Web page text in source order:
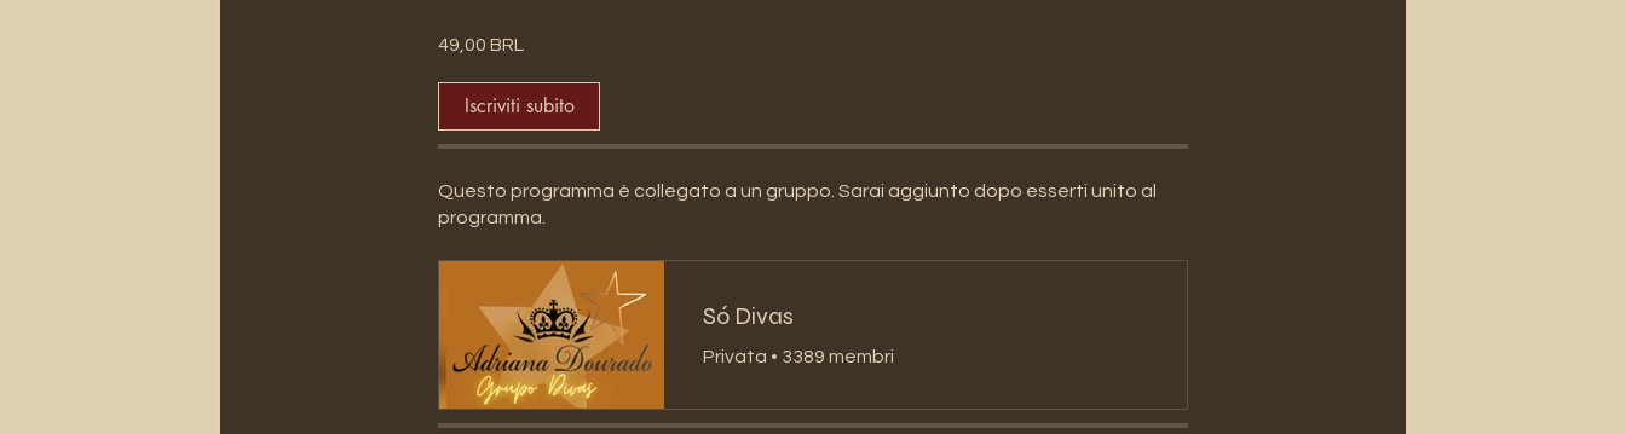
49,00 BRL
Iscriviti subito
Questo programma è collegato a un gruppo. Sarai aggiunto dopo esserti unito al
programma.
Só Divas
Privata • 3389 membri